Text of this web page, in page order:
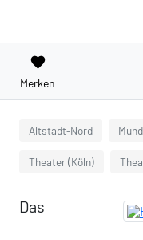
favorite
Merken
Altstadt-Nord
Theater (Köln)
Das